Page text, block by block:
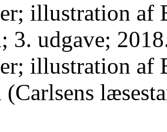
illustration af
3. udgave;
illustration af
(Carlsens